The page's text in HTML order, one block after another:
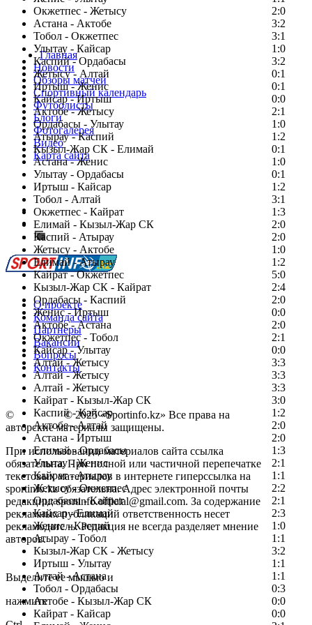
Окжетпес - Жетысу
2:0
Астана - Актобе
3:2
Тобол - Окжетпес
3:1
Улытау - Кайсар
1:0
Каспий - Ордабасы
3:2
Жетысу - Алтай
0:1
Иртыш - Женис
0:1
Кайсар - Иртыш
0:0
Актобе - Жетысу
2:1
Ордабасы - Улытау
1:0
Атырау - Каспий
1:2
Кызыл-Жар СК - Елимай
0:1
Астана - Женис
1:0
Улытау - Ордабасы
0:1
Иртыш - Кайсар
1:2
Тобол - Алтай
3:1
Окжетпес - Кайрат
1:3
Елимай - Кызыл-Жар СК
2:0
Каспий - Атырау
2:0
Жетысу - Актобе
1:0
Елимай - Атырау
1:2
Кайрат - Окжетпес
5:0
Кызыл-Жар СК - Кайрат
2:4
Ордабасы - Каспий
2:0
Женис - Иртыш
0:0
Актобе - Астана
2:0
Окжетпес - Тобол
2:1
Кайсар - Улытау
0:0
Алтай - Жетысу
3:3
Алтай - Жетысу
3:3
Алтай - Жетысу
3:3
Кайрат - Кызыл-Жар СК
3:0
Каспий - Кайсар
1:2
Актобе - Алтай
2:0
Астана - Иртыш
2:0
Елимай - Ордабасы
1:3
Улытау - Женис
2:1
Кайрат - Атырау
1:1
Жетысу - Окжетпес
2:2
Ордабасы - Кайрат
2:1
Кайсар - Елимай
2:3
Женис - Каспий
1:0
Атырау - Тобол
1:1
Кызыл-Жар СК - Жетысу
3:2
Иртыш - Улытау
1:1
Алтай - Астана
1:1
Тобол - Ордабасы
0:3
Актобе - Кызыл-Жар СК
0:0
Кайрат - Кайсар
0:0
Главная
Новости
Обзоры матчей
Спортивный календарь
Футболисты
Блоги
Фотогалерея
Видео
Карта сайта
Есть идея?
Сообщить о мероприятии
Перейти на старый сайт
О проекте
Команда сайта
Партнеры
Вакансии
Вопросы
Контакты
© Copyright© 2025 «Sportinfo.kz» Все права на
авторские материалы защищены.
При использовании материалов сайта ссылка
обязательна. При полной или частичной перепечатке
текстовых материалов в интернете гиперссылка на
sportinfo.kz обязательна. Адрес электронной почты
редакции: sportinfo.official@gmail.com. За содержание
рекламных публикаций ответственность несет
рекламодатель. Редакция не всегда разделяет мнение
авторов.
Заметили ошибку в тексте?
Выделите ее мышью и
нажмите